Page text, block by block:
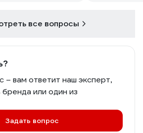
все вопросы
– вам ответит наш эксперт,
или один из
Задать вопрос